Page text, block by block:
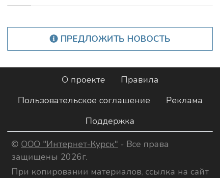
ПРЕДЛОЖИТЬ НОВОСТЬ
О проекте
Правила
Пользовательское соглашение
Реклама
Поддержка
© ООО "Интернет-Курск" - Все права
защищены 2026г.
При копировании материалов, ссылка на сайт